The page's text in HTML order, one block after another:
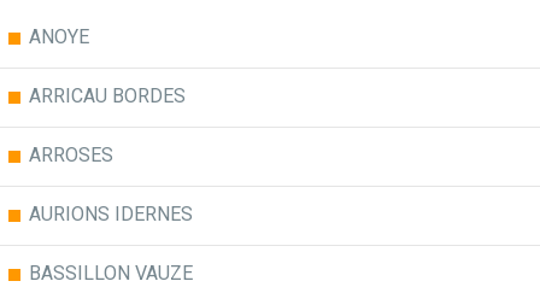
ANOYE
ARRICAU BORDES
ARROSES
AURIONS IDERNES
BASSILLON VAUZE